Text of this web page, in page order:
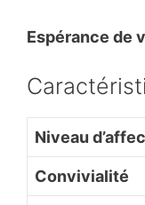
Espérance de
Niveau
Convivialité